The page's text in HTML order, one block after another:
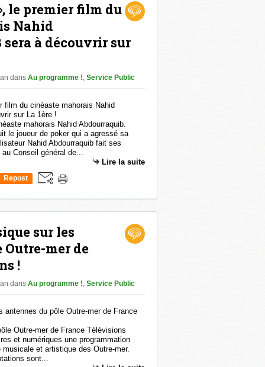
le premier film du
Nahid
sera à découvrir sur
dans Au programme !, Service Public
mahorais Nahid Abdourraquib.
le joueur de poker qui a agressé sa
Nahid Abdourraquib fait ses
Conseil général de...
Lire la suite
Repost
sur les
mer de
!
dans Au programme !, Service Public
Outre-mer de France Télévisions
et numériques une programmation
et artistique des Outre-mer.
sont...